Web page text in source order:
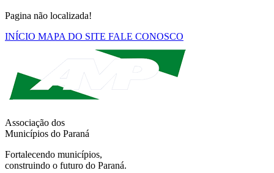
Pagina não localizada!
INÍCIO MAPA DO SITE FALE CONOSCO
Associação dos
Municípios do Paraná
Fortalecendo municípios,
construindo o futuro do Paraná.